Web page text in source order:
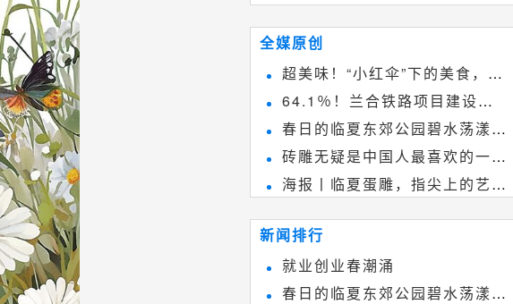
为中国建筑史上彰品东方美不可磨
第八次会议召开
全媒原创
超美味！“小红伞”下的美食，绝
不能错过~
64.1％！兰合铁路项目建设加
速推进
春日的临夏东郊公园碧水荡漾、
春花烂漫
砖雕无疑是中国人最喜欢的一种
雕刻艺术，它不仅是民间实用美术
和建筑装饰艺术的有机结合，更成
为中国建筑史上彰品东方美不可磨
灭的一笔。一方青砖里不仅藏着广
海报丨临夏蛋雕，指尖上的艺术
~
新闻排行
就业创业春潮涌
春日的临夏东郊公园碧水荡漾、